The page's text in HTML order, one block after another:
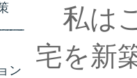
ン
私は
宅を新